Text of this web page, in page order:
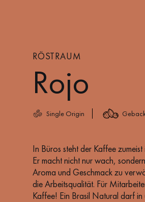
RÖSTRAUM
Rojo
Single Origin
In Büros steht der Kaffee
Er macht nicht nur wach,
Aroma und Geschmack zu
die Arbeitsqualität. Für
Kaffee! Ein Brasil Natural darf in